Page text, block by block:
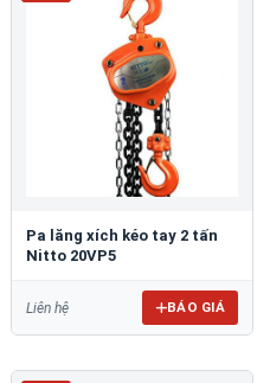
Pa lăng xích kéo tay 2 tấn
Nitto 20VP5
Liên hệ BÁO GIÁ